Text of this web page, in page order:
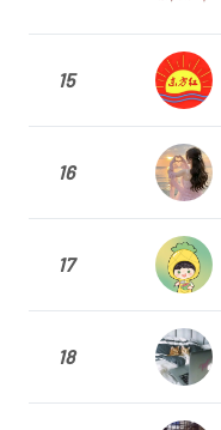
15
16
17
18